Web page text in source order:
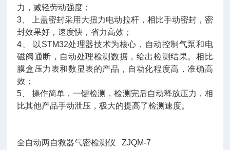
力，减轻劳动强度；
3、 上盖密封采用大扭力电动拉杆，相比手动密封，密
封效果好，速度快，省力高效；
4、 以STM32处理器技术为核心，自动控制气泵和电
磁阀通断，自动处理检测数据，给出检测结果。相比
膜盒压力表和数显表的产品，自动化程度高，准确高
效；
5、 操作简单，一键检测，检测完后自动释放压力，相
比其他产品手动泄压，极大的提高了检测速度。
全自动两自救器气密检测仪 ZJQM-7